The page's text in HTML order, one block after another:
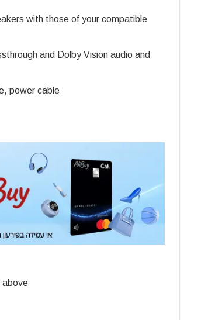
with those of your compatible
and Dolby Vision audio and
power cable
above